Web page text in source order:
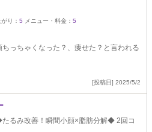
り： 5 メニュー・料金： 5
っちゃくなった？、痩せた？と言われる
[投稿日] 2025/5/2
たるみ改善！瞬間小顔×脂肪分解◆ 2回コ